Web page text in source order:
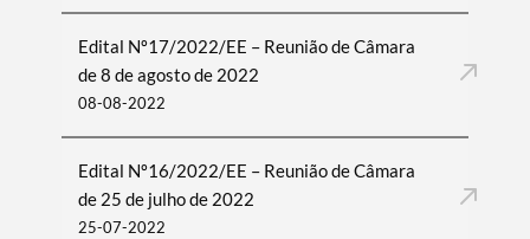
Edital Nº17/2022/EE – Reunião de Câmara
de 8 de agosto de 2022
08-08-2022
Edital Nº16/2022/EE – Reunião de Câmara
de 25 de julho de 2022
25-07-2022